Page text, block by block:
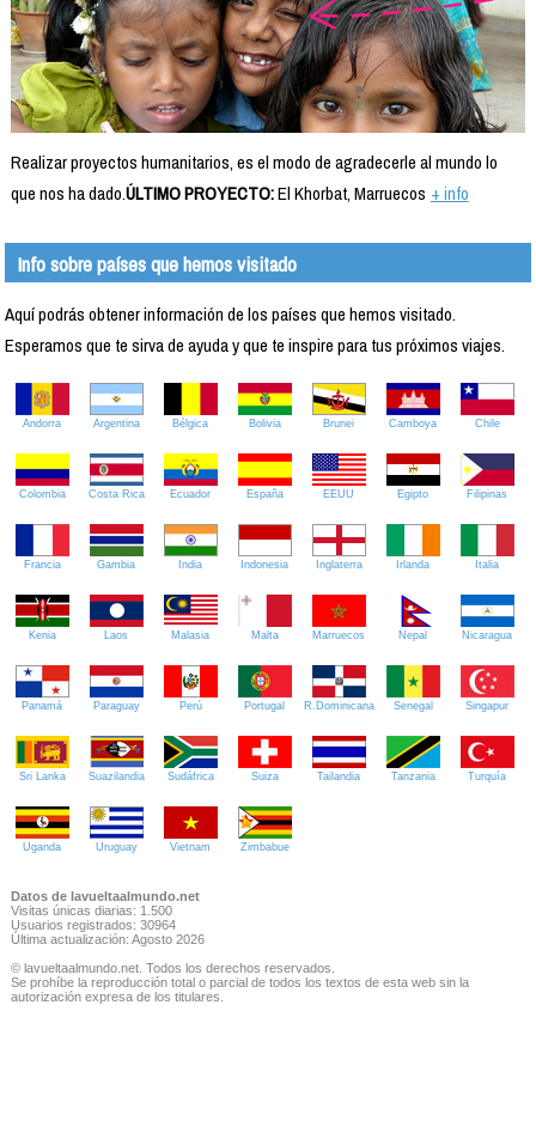
Realizar proyectos humanitarios, es el modo de agradecerle al mundo lo
que nos ha dado.ÚLTIMO PROYECTO:El Khorbat, Marruecos + info
Info sobre países que hemos visitado
Aquí podrás obtener información de los países que hemos visitado.
Esperamos que te sirva de ayuda y que te inspire para tus próximos viajes.
Andorra Argentina Bélgica Bolivia Brunei Camboya Chile
Colombia Costa Rica Ecuador España EEUU Egipto Filipinas
Francia Gambia India Indonesia Inglaterra Irlanda Italia
Kenia Laos Malasia Malta Marruecos Nepal Nicaragua
Panamá Paraguay Perú Portugal R.Dominicana Senegal Singapur
Sri Lanka Suazilandia Sudáfrica Suiza Tailandia Tanzania Turquía
Uganda Uruguay Vietnam Zimbabue
Datos de lavueltaalmundo.net
Visitas únicas diarias: 1.500
Usuarios registrados: 30964
Última actualización: Agosto 2026
© lavueltaalmundo.net. Todos los derechos reservados.
Se prohíbe la reproducción total o parcial de todos los textos de esta web sin la
autorización expresa de los titulares.